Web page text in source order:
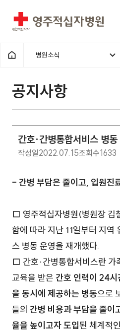
영주적십자병원
홈으로
병원소식
공지사항
간호·간병통합서비스 병
작성일2022.07.15조회수1633
- 간병 부담은 줄이고, 입원진
□ 영주적십자병원(병원장 김
함에 따라 지난 11일부터 지역
스 병동 운영을 재개했다.
□ 간호·간병통합서비스란 가
교육을 받은 간호 인력이 24시
을 동시에 제공하는 병동으로
들의 간병 비용과 부담을 줄이
율을 높이고자 도입된 체계적